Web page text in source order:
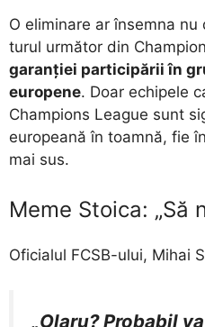
O eliminare ar însemna
turul următor din
garanției participării în
europene. Doar echipele
Champions League sunt
europeană în toamnă, fie
mai sus.
Meme Stoica: „Să
Oficialul FCSB-ului, Mihai
„Olaru? Probabil